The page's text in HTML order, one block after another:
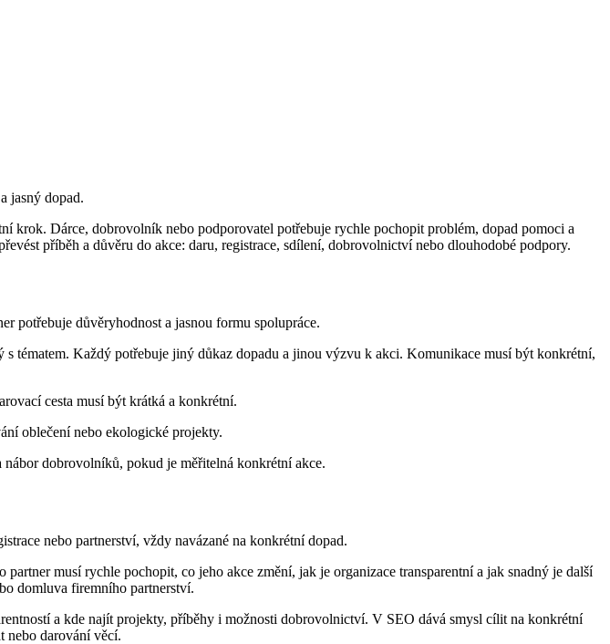
jasný dopad.
krok. Dárce, dobrovolník nebo podporovatel potřebuje rychle pochopit problém, dopad pomoci a
příběh a důvěru do akce: daru, registrace, sdílení, dobrovolnictví nebo dlouhodobé podpory.
potřebuje důvěryhodnost a jasnou formu spolupráce.
tématem. Každý potřebuje jiný důkaz dopadu a jinou výzvu k akci. Komunikace musí být konkrétní,
cesta musí být krátká a konkrétní.
oblečení nebo ekologické projekty.
dobrovolníků, pokud je měřitelná konkrétní akce.
nebo partnerství, vždy navázané na konkrétní dopad.
musí rychle pochopit, co jeho akce změní, jak je organizace transparentní a jak snadný je další
domluva firemního partnerství.
a kde najít projekty, příběhy i možnosti dobrovolnictví. V SEO dává smysl cílit na konkrétní
nebo darování věcí.